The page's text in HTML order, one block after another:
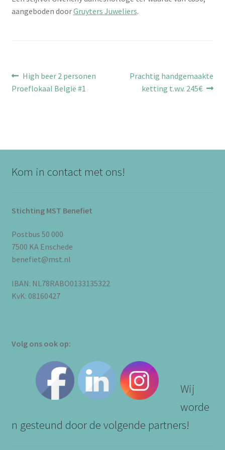
aangeboden doorGruyters Juweliers.
Bericht
navigatie
Vorig
bericht:
High beer 2 personen
Proeflokaal België #1
Volgend
bericht:
Prachtig handgemaakte
ketting t.w.v. 245€
Kom in contact met ons!
Stichting MST Benefiet
Postbus 50 000
7500 KA Enschede
benefiet@mst.nl
IBAN: NL78RABO0133135322
KvK: 08160427
Volg ons ook op:
Wij
worde
n gesteund door de volgende partners!